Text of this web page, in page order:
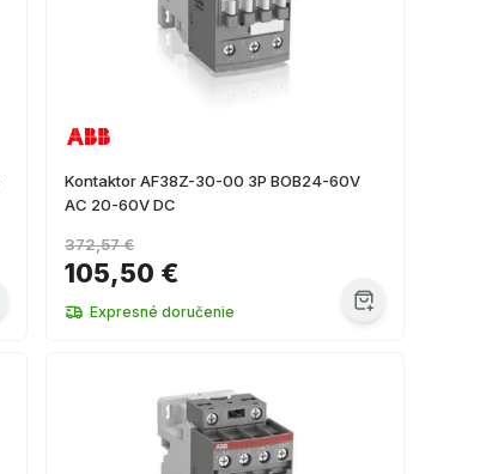
Kontaktor AF38Z-30-00 3P BOB24-60V
AC 20-60V DC
105,50 €
372,57 €
Expresné doručenie